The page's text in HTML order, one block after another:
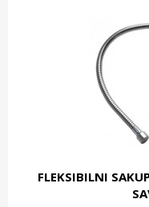
FLEKSIBILNI